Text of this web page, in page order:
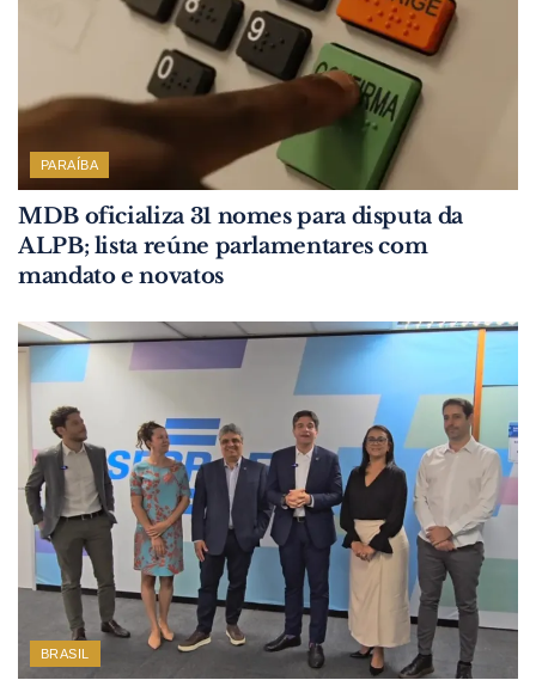
PARAÍBA
MDB oficializa 31 nomes para disputa da
ALPB; lista reúne parlamentares com
mandato e novatos
BRASIL